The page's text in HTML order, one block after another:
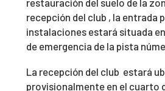
recepción del club , la entrada
instalaciones estará situada
de emergencia de la pista
La recepción del club estará
provisionalmente en el cuarto